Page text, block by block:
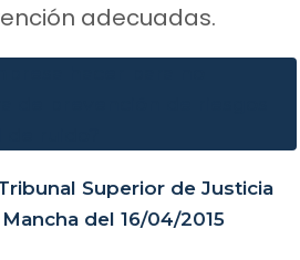
adecuadas.
Superior de Justicia
del 16/04/2015